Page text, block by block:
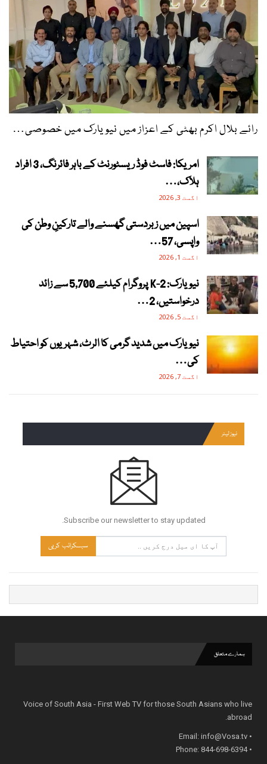
رائے بلال اکرم بھٹی کے اعزاز میں نیویارک میں خصوصی…
امریکا: فاسٹ فوڈ ریسٹورنٹ کے باہر فائرنگ، 3 افراد
ہلاک،…
اگست 3, 2026
اسپین میں زبردستی گھسنے والے تارکینِ وطن کی
واپسی، 57…
اگست 1, 2026
نیویارک: 2-K پروگرام کیلئے 5,700 سے زائد
درخواستیں، 2…
اگست 5, 2026
نیویارک میں شدید گرمی کا الرٹ، شہریوں کو احتیاط
کی…
اگست 7, 2026
نیوز لیٹر
Subscribe our newsletter to stay updated.
سبسکرائب کریں
ہمارے متعلق
Voice of South Asia - First Web TV for those South Asians who live
abroad.
• Email:
info@Vosa.tv
• Phone: 844-698-6394